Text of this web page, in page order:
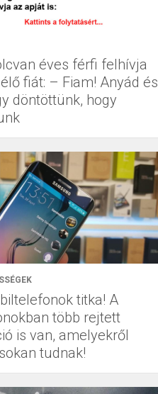
éves férfi felhívja
fiát: – Fiam! Anyád és
döntöttünk, hogy
titka! A
több rejtett
is van, amelyekről
tudnak!